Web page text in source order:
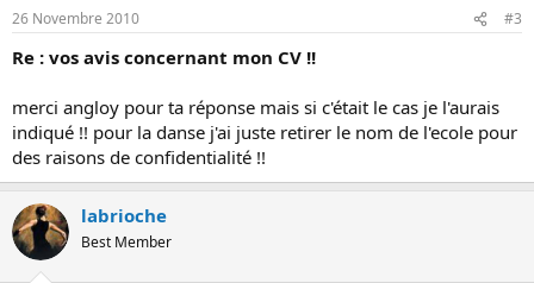
26 Novembre 2010 #3
Re : vos avis concernant mon CV !!
merci angloy pour ta réponse mais si c'était le cas je l'aurais
indiqué !! pour la danse j'ai juste retirer le nom de l'ecole pour
des raisons de confidentialité !!
labrioche
Best Member